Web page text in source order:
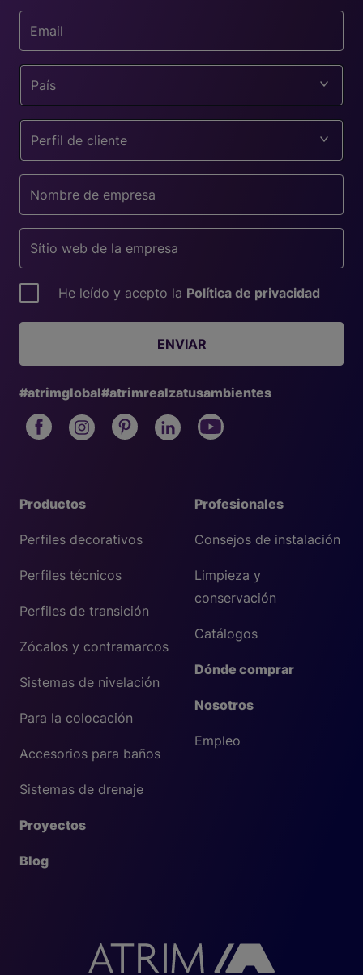
Profesionales
Consejos de instalación
Limpieza y
conservación
Catálogos
Dónde comprar
Nosotros
Empleo
Productos
Perfiles decorativos
Perfiles técnicos
Perfiles de transición
Zócalos y contramarcos
Sistemas de nivelación
Para la colocación
Accesorios para baños
Sistemas de drenaje
Proyectos
Blog
País
Perfil de cliente
He leído y acepto la Política de privacidad
ENVIAR
#atrimglobal#atrimrealzatusambientes